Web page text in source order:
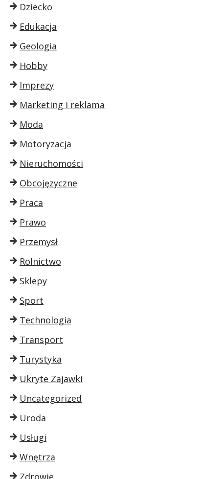
Dziecko
Edukacja
Geologia
Hobby
Imprezy
Marketing i reklama
Moda
Motoryzacja
Nieruchomości
Obcojęzyczne
Praca
Prawo
Przemysł
Rolnictwo
Sklepy
Sport
Technologia
Transport
Turystyka
Ukryte Zajawki
Uncategorized
Uroda
Usługi
Wnętrza
Zdrowie